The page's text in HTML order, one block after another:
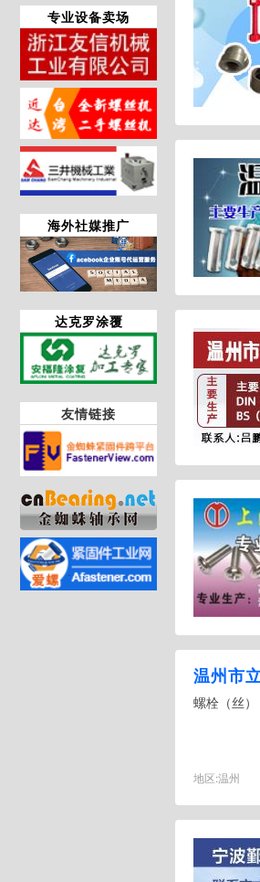
专业设备卖场
海外社媒推广
达克罗涂覆
友情链接
温州市
螺栓（丝
地区:温州